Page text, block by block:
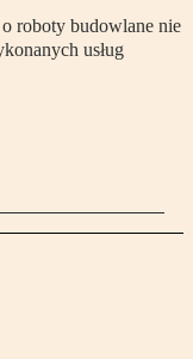
roboty budowlane nie
usług